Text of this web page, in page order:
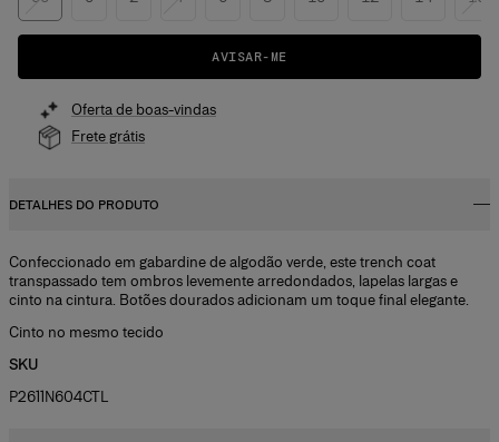
AVISAR-ME
Oferta de boas-vindas
Frete grátis
DETALHES DO PRODUTO
Confeccionado em gabardine de algodão verde, este trench coat
transpassado tem ombros levemente arredondados, lapelas largas e
cinto na cintura. Botões dourados adicionam um toque final elegante.
Cinto no mesmo tecido
SKU
P2611N604CTL